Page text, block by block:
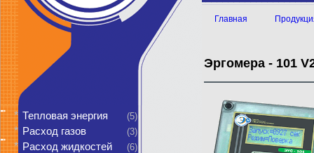
* Тепловая энергия (5)
* Расход газов (3)
* Расход жидкостей (6)
Главная
Эргомера - 101